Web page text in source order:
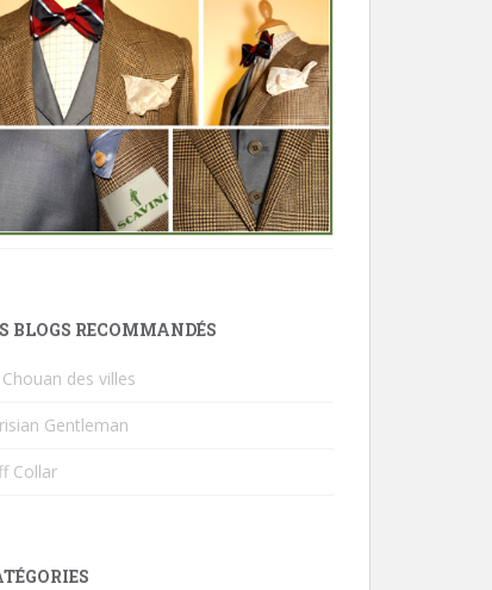
BLOGS RECOMMANDÉS
Chouan des villes
Gentleman
Collar